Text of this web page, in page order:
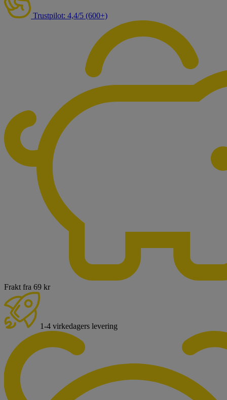
Trustpilot: 4,4/5 (600+)
Frakt fra 69 kr
1-4 virkedagers levering